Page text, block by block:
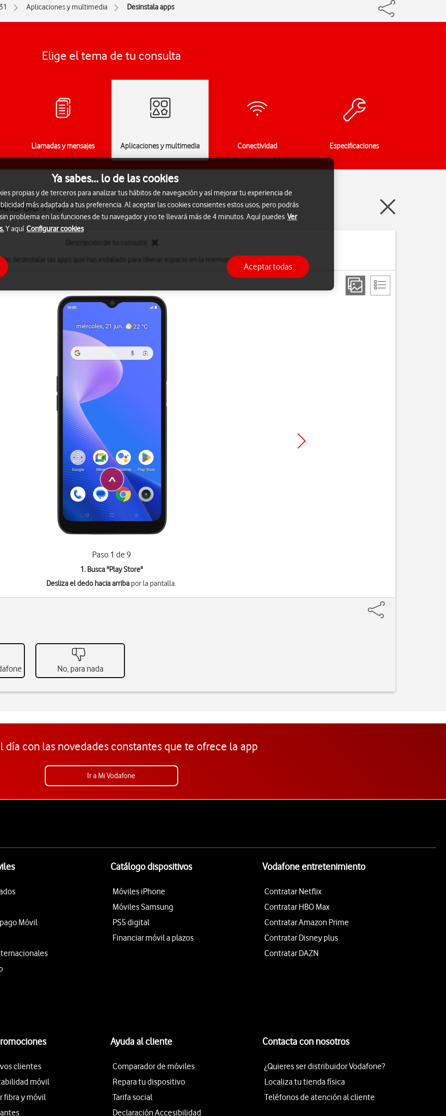
Aplicaciones y multimedia Desinstala apps
Elige el tema de tu consulta
Llamadas y mensajes Aplicaciones y multimedia Conectividad Especificaciones
11.0
desinstalar las apps que has instalado para liberar espacio en la memoria.
Paso 1 de 9
1. Busca "Play Store"
Desliza el dedo hacia arriba por la pantalla.
No, para nada
día con las novedades constantes que te ofrece la app
Ir a Mi Vodafone
Móvil
Catálogo dispositivos
Móviles iPhone
Móviles Samsung
PS5 digital
Financiar móvil a plazos
Vodafone entretenimiento
Contratar Netflix
Contratar HBO Max
Contratar Amazon Prime
Contratar Disney plus
Contratar DAZN
clientes
móvil
fibra y móvil
Ayuda al cliente
Comparador de móviles
Repara tu dispositivo
Tarifa social
Declaración Accesibilidad
Contacta con nosotros
¿Quieres ser distribuidor Vodafone?
Localiza tu tienda física
Teléfonos de atención al cliente
Ya sabes... lo de las cookies
propias y de terceros para analizar tus hábitos de navegación y así mejorar tu experiencia de
más adaptada a tus preferencia. Al aceptar las cookies consientes estos usos, pero podrás
problema en las funciones de tu navegador y no te llevará más de 4 minutos. Aquí puedes Ver
Y aquí Configurar cookies
Aceptar todas